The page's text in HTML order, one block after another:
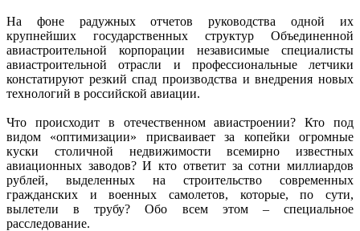
На фоне радужных отчетов руководства одной их
крупнейших государственных структур Объединенной
авиастроительной корпорации независимые специалисты
авиастроительной отрасли и профессиональные летчики
констатируют резкий спад производства и внедрения новых
технологий в российской авиации.
Что происходит в отечественном авиастроении? Кто под
видом «оптимизации» присваивает за копейки огромные
куски столичной недвижимости всемирно известных
авиационных заводов? И кто ответит за сотни миллиардов
рублей, выделенных на строительство современных
гражданских и военных самолетов, которые, по сути,
вылетели в трубу? Обо всем этом – специальное
расследование.